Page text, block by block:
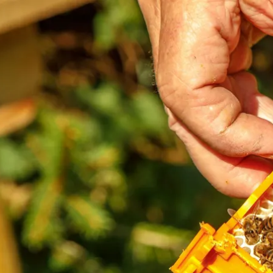
Aktivitäten im Chiemgau
Wandern & Gipfelglück
Radfahren &
Mountainbiken
Chiemsee &
Aktivitäten für die Familie
Winter
Golfen
Leben &
&
Orte